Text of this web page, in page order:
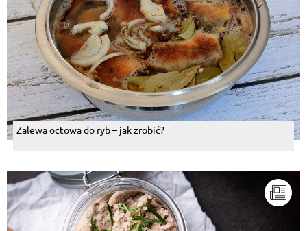
Zalewa octowa do ryb – jak zrobić?